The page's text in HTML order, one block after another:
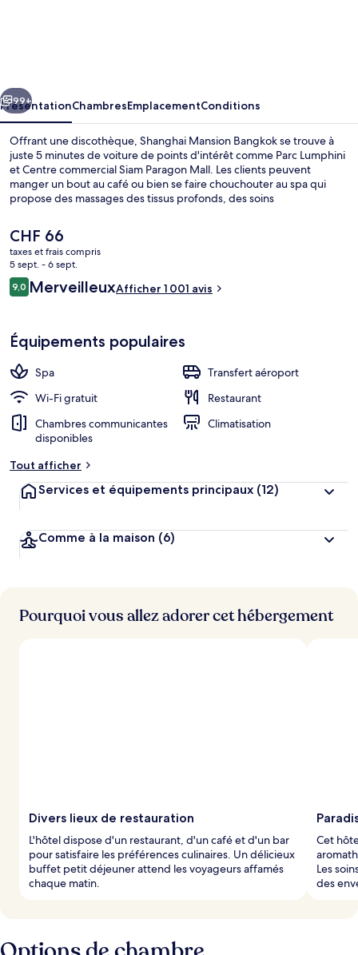
Suivant
99+
PrésentationChambresEmplacementConditions
Offrant une discothèque, Shanghai Mansion Bangkok se trouve à
juste 5 minutes de voiture de points d'intérêt comme Parc Lumphini
et Centre commercial Siam Paragon Mall. Les clients peuvent
manger un bout au café ou bien se faire chouchouter au spa qui
propose des massages des tissus profonds, des soins
abrite en outre un bar / salon et un snack-bar/une épicerie fine. Les
autres voyageurs adorent le personnel attentionné. L'hébergement
se situe à une très courte distance à pied des transports publics :
Station de métro MRT Wat Mangkon se trouve à 5 min et Station de
MRT Lamphong, à 9 min.
Le
prix
actuel
est
de
CHF 66
taxes et frais compris
5 sept. - 6 sept.
Avis
voyageurs
9,09,0 sur 10
MerveilleuxAfficher 1 001 avis
Équipements populaires
Spa
Transfert aéroport
Wi-Fi gratuit
Restaurant
Chambres communicantes
disponibles
Climatisation
Tout afficher
Services et équipements principaux (12)
Comme à la maison (6)
Pourquoi vous allez adorer cet hébergement
Divers lieux de restauration
L'hôtel dispose d'un restaurant, d'un café et d'un bar
pour satisfaire les préférences culinaires. Un délicieux
buffet petit déjeuner attend les voyageurs affamés
chaque matin.
Cet
Les
des